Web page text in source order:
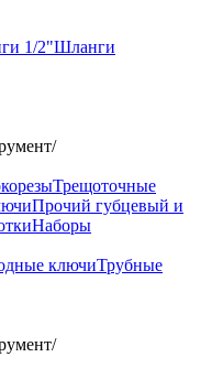
1/2"Шланги
/
Трещоточные
Прочий губцевый и
Наборы
ключиТрубные
/